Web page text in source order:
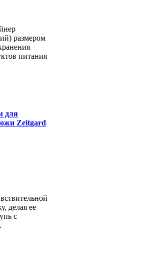
размером
питания
для
Zeitgard
делая ее
с